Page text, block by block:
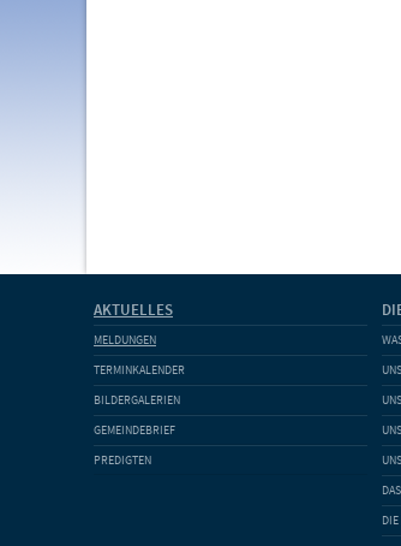
AKTUELLES
MELDUNGEN
TERMINKALENDER
BILDERGALERIEN
GEMEINDEBRIEF
PREDIGTEN